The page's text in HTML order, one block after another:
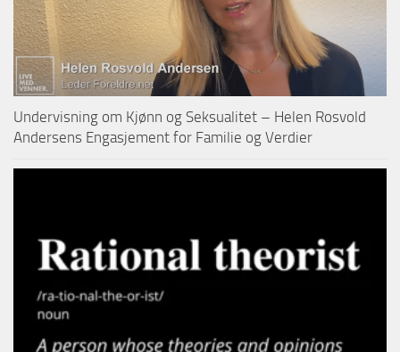
Undervisning om Kjønn og Seksualitet – Helen Rosvold
Andersens Engasjement for Familie og Verdier